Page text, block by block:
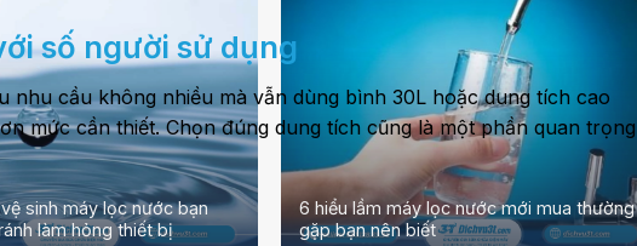
số người sử dụng
nhu cầu không nhiều mà vẫn dùng bình 30L hoặc dung tích cao
mức cần thiết. Chọn đúng dung tích cũng là một phần quan trọng
sinh máy lọc nước bạn
làm hỏng thiết bị
6 hiểu lầm máy lọc nước mới mua thường
gặp bạn nên biết